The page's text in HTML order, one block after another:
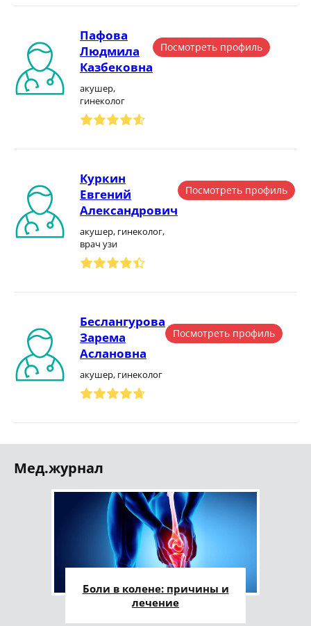
Пафова
Людмила
Казбековна
акушер,
гинеколог
Посмотреть профиль
Куркин
Евгений
Александрович
акушер, гинеколог,
врач узи
Посмотреть профиль
Беслангурова
Зарема
Аслановна
акушер, гинеколог
Посмотреть профиль
Мед.журнал
Боли в колене: причины и
лечение